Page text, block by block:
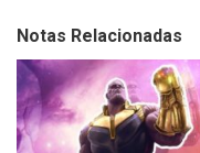
Notas Relacionadas